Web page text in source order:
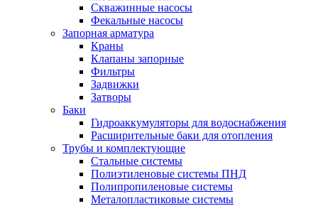
Скважинные насосы
Фекальные насосы
Запорная арматура
Краны
Клапаны запорные
Фильтры
Задвижки
Затворы
Баки
Гидроаккумуляторы для водоснабжения
Расширительные баки для отопления
Трубы и комплектующие
Стальные системы
Полиэтиленовые системы ПНД
Полипропиленовые системы
Металопластиковые системы